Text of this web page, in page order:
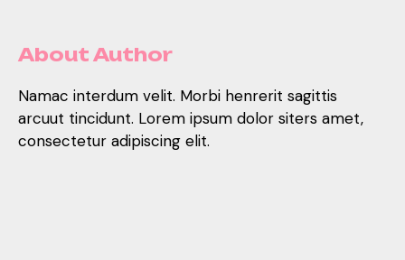
About Author
Namac interdum velit. Morbi henrerit sagittis
arcuut tincidunt. Lorem ipsum dolor siters amet,
consectetur adipiscing elit.